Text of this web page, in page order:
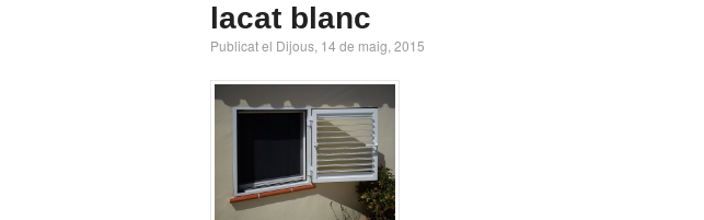
lacat blanc
Publicat el Dijous, 14 de maig, 2015